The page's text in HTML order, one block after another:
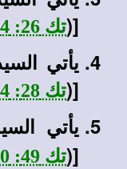
[(تك 26: 4
يأتي
[(تك 28: 14
يأتي
[(تك 49: 10